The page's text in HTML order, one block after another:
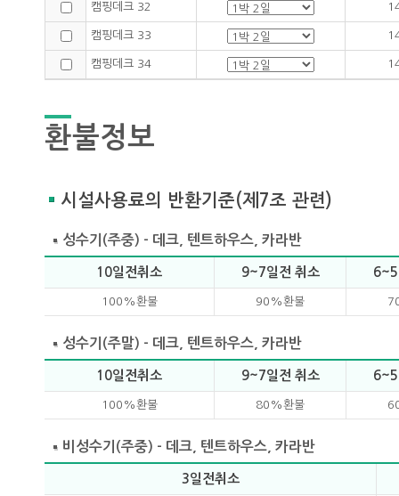
캠핑데크 32
캠핑데크 33
캠핑데크 34
환불정보
시설사용료의 반환기준(제7조 관련)
성수기(주중) - 데크, 텐트하우스, 카라반
10일전취소 9~7일전 취소 6~5
100%환불 90%환불
성수기(주말) - 데크, 텐트하우스, 카라반
10일전취소 9~7일전 취소 6~5
100%환불 80%환불
비성수기(주중) - 데크, 텐트하우스, 카라반
3일전취소